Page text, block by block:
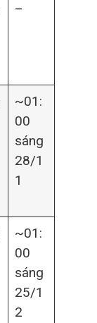
–
~01:
00
sáng
28/1
1
~01:
00
sáng
25/1
2